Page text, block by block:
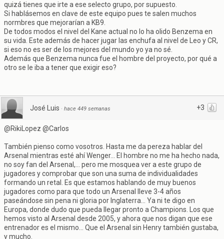
quizá tienes que irte a ese selecto grupo, por supuesto.
Si hablásemos en clave de este equipo pues te salen muchos
normbres que mejorarían a KB9.
De todos modos el nivel del Kane actual no lo ha olido Benzema en
su vida. Este además de hacer jugar las enchufa al nivel de Leo y CR,
si eso no es ser de los mejores del mundo yo ya no sé.
Además que Benzema nunca fue el hombre del proyecto, por qué a
otro se le iba a tener que exigir eso?
+3
José Luis · hace 449 semanas
@RikiLopez @Carlos
También pienso como vosotros. Hasta me da pereza hablar del
Arsenal mientras esté ahí Wenger... El hombre no me ha hecho nada,
no soy fan del Arsenal,... pero me mosquea ver a este grupo de
jugadores y comprobar que son una suma de individualidades
formando un retal. Es que estamos hablando de muy buenos
jugadores como para que todo un Arsenal lleve 3-4 años
paseándose sin pena ni gloria por Inglaterra... Ya ni te digo en
Europa, donde dudo que pueda llegar pronto a Champions. Los que
hemos visto al Arsenal desde 2005, y ahora que nos digan que ese
entrenador es el mismo... Que el Arsenal sin Henry también gustaba,
y mucho.